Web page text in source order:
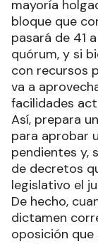
mayoría
bloque que
pasará de 41
quórum, y si
con recursos
va a
facilidades
Así, prepara
para aprobar
pendientes y,
de decretos
legislativo el
De hecho,
dictamen
oposición que